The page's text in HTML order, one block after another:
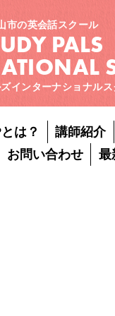
市の英会話スクール
PALS
インターナショナル
は？ 講師紹介
お問い合わせ 最